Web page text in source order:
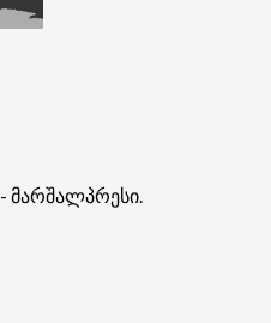
- მარშალპრესი.